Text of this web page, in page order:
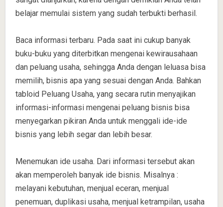
belajar memulai sistem yang sudah terbukti berhasil.
Baca informasi terbaru. Pada saat ini cukup banyak
buku-buku yang diterbitkan mengenai kewirausahaan
dan peluang usaha, sehingga Anda dengan leluasa bisa
memilih, bisnis apa yang sesuai dengan Anda. Bahkan
tabloid Peluang Usaha, yang secara rutin menyajikan
informasi-informasi mengenai peluang bisnis bisa
menyegarkan pikiran Anda untuk menggali ide-ide
bisnis yang lebih segar dan lebih besar.
Menemukan ide usaha. Dari informasi tersebut akan
akan memperoleh banyak ide bisnis. Misalnya :
melayani kebutuhan, menjual eceran, menjual
penemuan, duplikasi usaha, menjual ketrampilan, usaha